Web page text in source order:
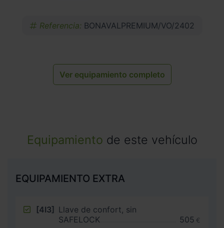
Referencia: BONAVALPREMIUM/VO/2402
Ver equipamiento completo
Equipamiento de este vehículo
EQUIPAMIENTO EXTRA
[4I3] Llave de confort, sin
SAFELOCK
505 €